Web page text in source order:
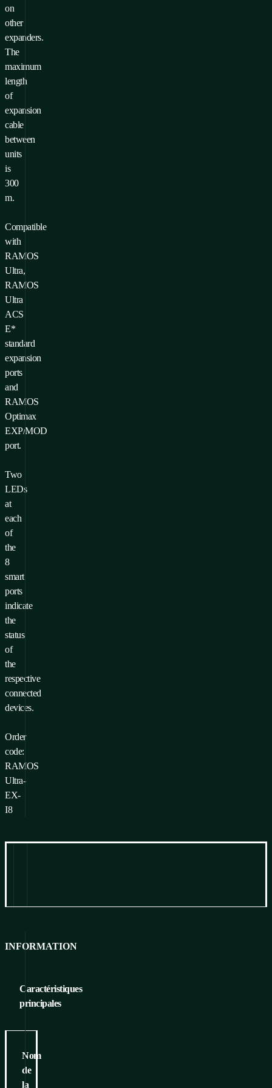
on
other
expanders.
The
maximum
length
of
expansion
cable
between
units
is
300
m.
Compatible
with
RAMOS
Ultra,
RAMOS
Ultra
ACS
E*
standard
expansion
ports
and
RAMOS
Optimax
EXP/MOD
port.
Two
LEDs
at
each
of
the
8
smart
ports
indicate
the
status
of
the
respective
connected
devices.
Order
code:
RAMOS
Ultra-
EX-
I8
INFORMATION
Caractéristiques
principales
Nom
de
la